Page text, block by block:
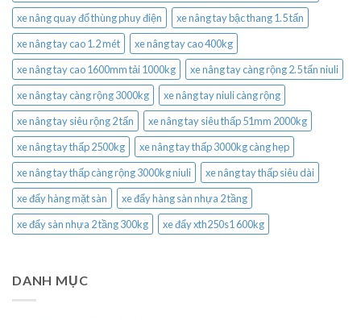
xe nâng quay đổ thùng phuy điện
xe nâng tay bậc thang 1.5 tấn
xe nâng tay cao 1.2 mét
xe nâng tay cao 400kg
xe nâng tay cao 1600mm tải 1000kg
xe nâng tay càng rộng 2.5 tấn niuli
xe nâng tay càng rộng 3000kg
xe nâng tay niuli càng rộng
xe nâng tay siêu rộng 2 tấn
xe nâng tay siêu thấp 51mm 2000kg
xe nâng tay thấp 2500kg
xe nâng tay thấp 3000kg càng hẹp
xe nâng tay thấp càng rộng 3000kg niuli
xe nâng tay thấp siêu dài
xe đẩy hàng mặt sàn
xe đẩy hàng sàn nhựa 2 tầng
xe đẩy sàn nhựa 2 tầng 300kg
xe đẩy xth250s1 600kg
DANH MỤC